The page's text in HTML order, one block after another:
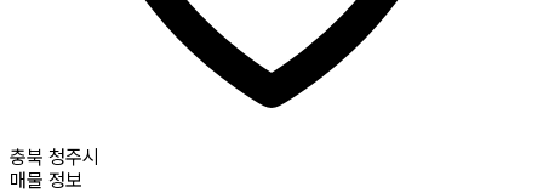
충북 청주시
매물 정보